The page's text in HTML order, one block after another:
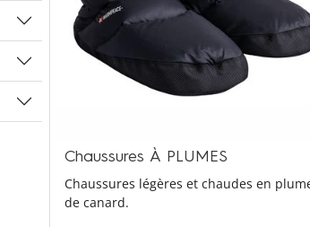
Chaussures À PLUMES
Chaussures légères et chaudes en
de canard.